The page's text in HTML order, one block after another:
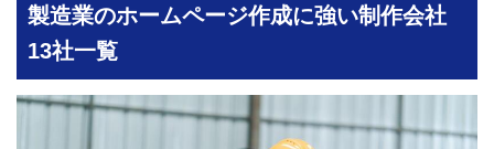
製造業のホームページ作成に強い制作会社
13社一覧